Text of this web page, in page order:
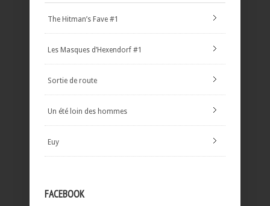
The Hitman’s Fave #1
Les Masques d’Hexendorf #1
Sortie de route
Un été loin des hommes
Euy
FACEBOOK